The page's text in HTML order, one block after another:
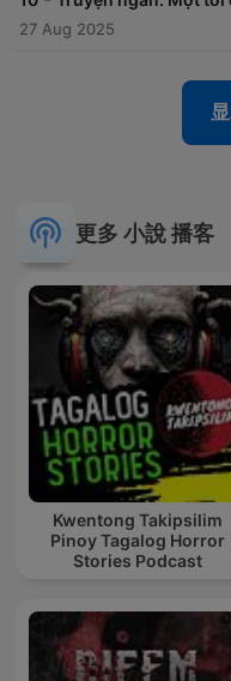
27 Aug 2025
更多 小說 播客
Kwentong Takipsilim
Pinoy Tagalog Horror
Stories Podcast